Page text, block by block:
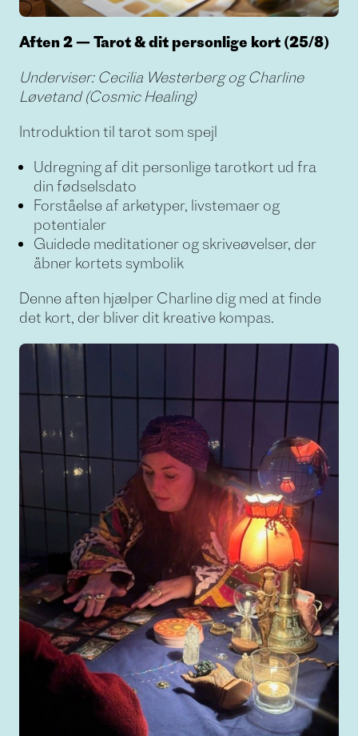
Aften 2 — Tarot & dit personlige kort (25/8)
Underviser: Cecilia Westerberg og Charline
Løvetand (Cosmic Healing)
Introduktion til tarot som spejl
Udregning af dit personlige tarotkort ud fra
din fødselsdato
Forståelse af arketyper, livstemaer og
potentialer
Guidede meditationer og skriveøvelser, der
åbner kortets symbolik
Denne aften hjælper Charline dig med at finde
det kort, der bliver dit kreative kompas.